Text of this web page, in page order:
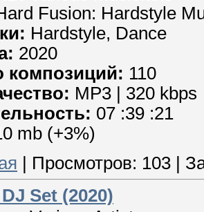
Fusion: Hardstyle
Hardstyle, Dance
2020
композиций: 110
MP3 | 320 kbps
07 :39 :21
mb (+3%)
| Просмотров: 103 |
Set (2020)